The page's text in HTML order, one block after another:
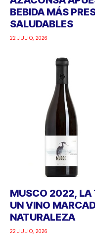
BEBIDA MÁS
SALUDABLES
22 JULIO, 2026
MUSCO 2022, LA
UN VINO
NATURALEZA
22 JULIO, 2026